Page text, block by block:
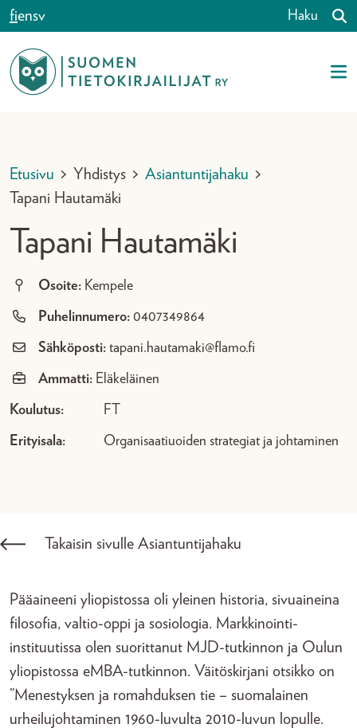
Siirry sisältöön
fiensv Haku
Etusivu > Yhdistys > Asiantuntijahaku >
Tapani Hautamäki
Tapani Hautamäki
Osoite: Kempele
Puhelinnumero: 0407349864
Sähköposti: tapani.hautamaki@flamo.fi
Ammatti: Eläkeläinen
Koulutus: FT
Erityisala: Organisaatiuoiden strategiat ja johtaminen
Takaisin sivulle Asiantuntijahaku
Pääaineeni yliopistossa oli yleinen historia, sivuaineina
filosofia, valtio-oppi ja sosiologia. Markkinointi-
instituutissa olen suorittanut MJD-tutkinnon ja Oulun
yliopistossa eMBA-tutkinnon. Väitöskirjani otsikko on
”Menestyksen ja romahduksen tie – suomalainen
urheilujohtaminen 1960-luvulta 2010-luvun lopulle.